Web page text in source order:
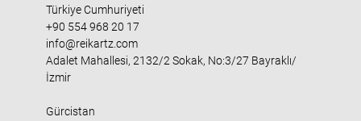
Türkiye Cumhuriyeti
+90 554 968 20 17
info@reikartz.com
Adalet Mahallesi, 2132/2 Sokak, No:3/27 Bayraklı/
İzmir
Gürcistan